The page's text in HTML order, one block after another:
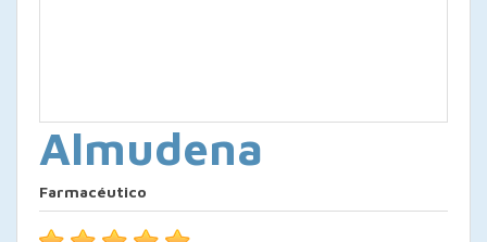
Almudena
Farmacéutico